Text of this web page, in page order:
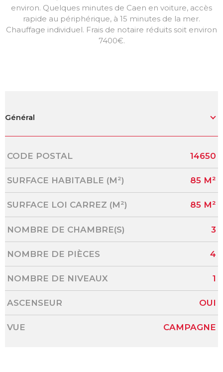
environ. Quelques minutes de Caen en voiture, accès
rapide au périphérique, à 15 minutes de la mer.
Chauffage individuel. Frais de notaire réduits soit environ
7400€.
Général
Caractérisque Valeurs
CODE POSTAL 14650
SURFACE HABITABLE (M²) 85 M²
SURFACE LOI CARREZ (M²) 85 M²
NOMBRE DE CHAMBRE(S) 3
NOMBRE DE PIÈCES 4
NOMBRE DE NIVEAUX 1
ASCENSEUR OUI
VUE CAMPAGNE